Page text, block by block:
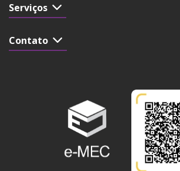
Serviços
Contato